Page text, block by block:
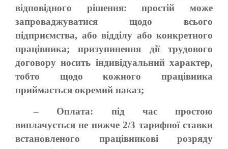
відповідного рішення: простій може
запроваджуватися щодо всього
підприємства, або відділу або конкретного
працівника; призупинення дії трудового
договору носить індивідуальний характер,
тобто щодо кожного працівника
приймається окремий наказ;
– Оплата: під час простою
виплачується не нижче 2/3 тарифної ставки
встановленого працівникові розряду